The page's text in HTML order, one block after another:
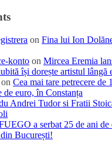
on Fina lui Ion
konto on Mircea Eremia
își dorește artistul lângă
on Cea mai tare petrecere de
de euro, în Constanța
Andrei Tudor si Fratii
a serbat 25 de ani de
București!